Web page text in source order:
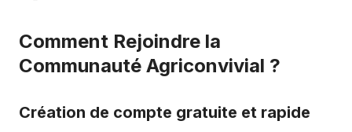
Comment Rejoindre la
Communauté Agriconvivial ?
Création de compte gratuite et rapide